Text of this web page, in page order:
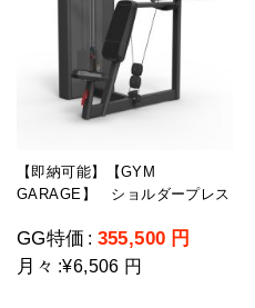
【即納可能】【GYM
GARAGE】 ショルダープレス
ク重量109kg)
GG特価 : 355,500 円
月々 :¥6,506 円